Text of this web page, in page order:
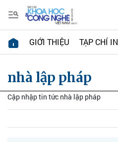
GIỚI THIỆU TẠP CHÍ IN
nhà lập pháp
Cập nhập tin tức nhà lập pháp